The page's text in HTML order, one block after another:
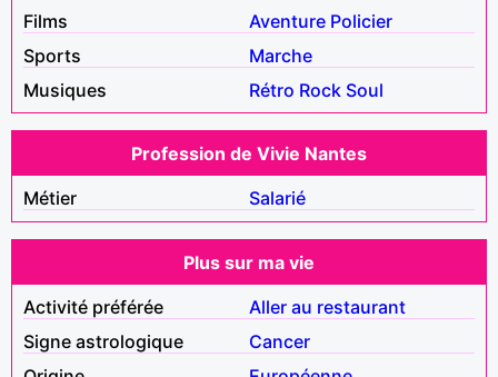
Films
Aventure Policier
Sports
Marche
Musiques
Rétro Rock Soul
Profession de Vivie Nantes
Métier
Salarié
Plus sur ma vie
Activité préférée
Aller au restaurant
Signe astrologique
Cancer